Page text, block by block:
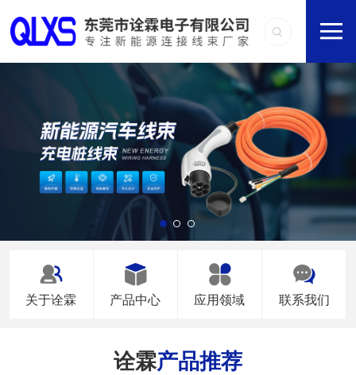
关于诠霖 产品中心 应用领域 联系我们
诠霖产品推荐